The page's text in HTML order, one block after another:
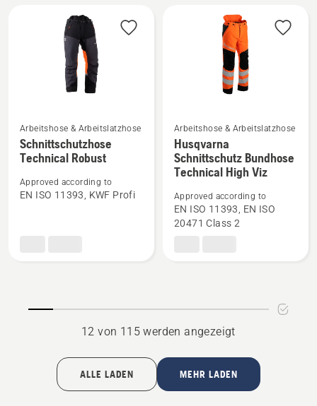
Mehr
Details
Schnittschutzhose
Arbeitshose & Arbeitslatzhose
Schnittschutzhose
Technical Robust
Approved according to
EN ISO 11393, KWF Profi
Mehr
Details
Husqvarna
Schnittschutz
Bundhose
Arbeitshose & Arbeitslatzhose
Husqvarna
Schnittschutz Bundhose
Technical High Viz
Approved according to
EN ISO 11393, EN ISO
20471 Class 2
12 von 115 werden angezeigt
ALLE LADEN MEHR LADEN